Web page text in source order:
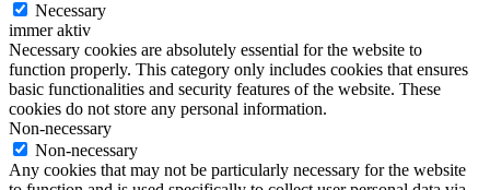
Necessary
immer aktiv
Necessary cookies are absolutely essential for the website to
function properly. This category only includes cookies that ensures
basic functionalities and security features of the website. These
cookies do not store any personal information.
Non-necessary
Non-necessary
Any cookies that may not be particularly necessary for the website